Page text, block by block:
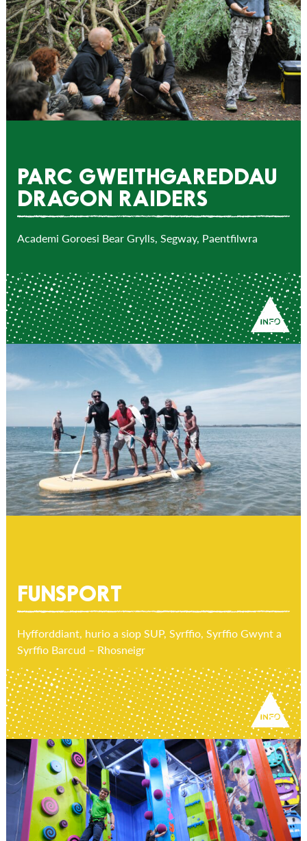
PARC GWEITHGAREDDAU
DRAGON RAIDERS
Academi Goroesi Bear Grylls, Segway, Paentfilwra
FUNSPORT
Hyfforddiant, hurio a siop SUP, Syrffio, Syrffio Gwynt a
Syrffio Barcud – Rhosneigr